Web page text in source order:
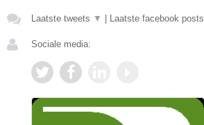
Laatste tweets ▼ | Laatste facebook posts
Sociale media: